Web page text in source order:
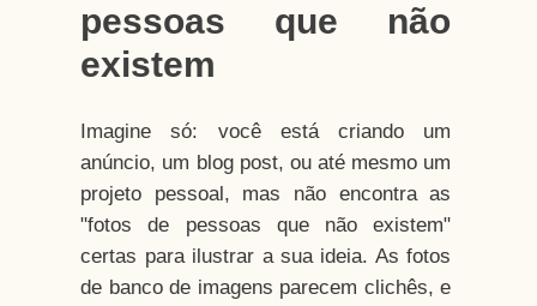
pessoas que não
existem
Imagine só: você está criando um
anúncio, um blog post, ou até mesmo um
projeto pessoal, mas não encontra as
"fotos de pessoas que não existem"
certas para ilustrar a sua ideia. As fotos
de banco de imagens parecem clichês, e